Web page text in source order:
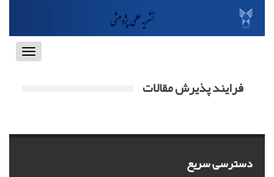
Toggle
فرایند پذیرش مقالات
دسترسی سریع